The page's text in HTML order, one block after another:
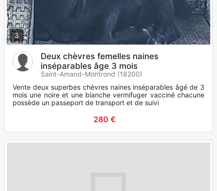
3
Deux chèvres femelles naines
inséparables âge 3 mois
Saint-Amand-Montrond (18200)
Vente deux superbes chèvres naines inséparables âgé de 3
mois une noire et une blanche vermifuger vacciné chacune
possède un passeport de transport et de suivi
280 €